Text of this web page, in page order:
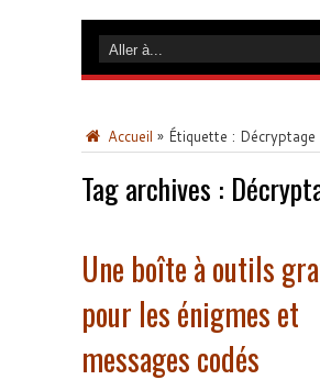
Accueil » Étiquette : Décryptage
Tag archives :
Une boîte à outils
pour les énigmes et
messages codés